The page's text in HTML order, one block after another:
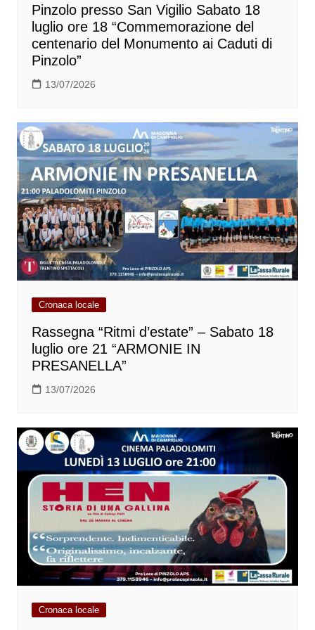
Pinzolo presso San Vigilio Sabato 18
luglio ore 18 “Commemorazione del
centenario del Monumento ai Caduti di
Pinzolo”
13/07/2026
Cronaca locale
Rassegna “Ritmi d’estate” – Sabato 18
luglio ore 21 “ARMONIE IN
PRESANELLA”
13/07/2026
Cronaca locale